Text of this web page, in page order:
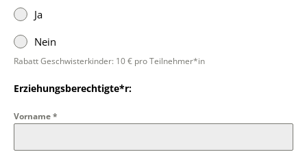
Ja
Nein
Rabatt Geschwisterkinder: 10 € pro Teilnehmer*in
Erziehungsberechtigte*r:
Vorname*